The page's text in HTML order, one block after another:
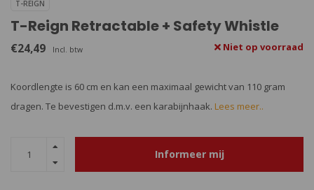
T-REIGN
T-Reign Retractable + Safety Whistle
€24,49 Incl. btw Niet op voorraad
Koordlengte is 60 cm en kan een maximaal gewicht van 110 gram
dragen. Te bevestigen d.m.v. een karabijnhaak. Lees meer..
Informeer mij